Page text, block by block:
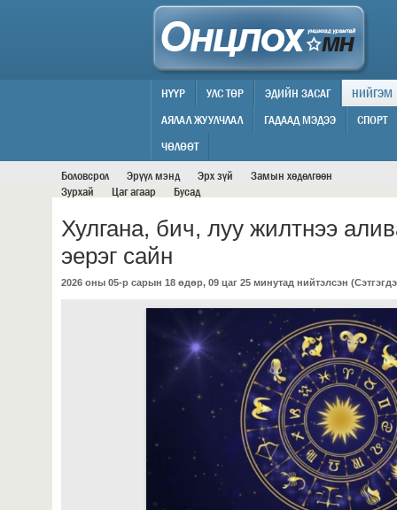
НИЙГЭМ
НҮҮР УЛС ТӨР ЭДИЙН ЗАСАГ
НИЙГЭМ
АЯЛАЛ ЖУУЛЧЛАЛ
ГАДААД МЭДЭЭ
СПОРТ
ЧӨЛӨӨТ
Боловсрол
Эрүүл мэнд Эрх зүй
Замын хөдөлгөөн
Зурхай
Цаг агаар Бусад
Хулгана, бич, луу жилтнээ
эерэг сайн
2026 оны 05-р сарын 18 өдөр, 09 цаг 25 минутад нийтэлсэн (